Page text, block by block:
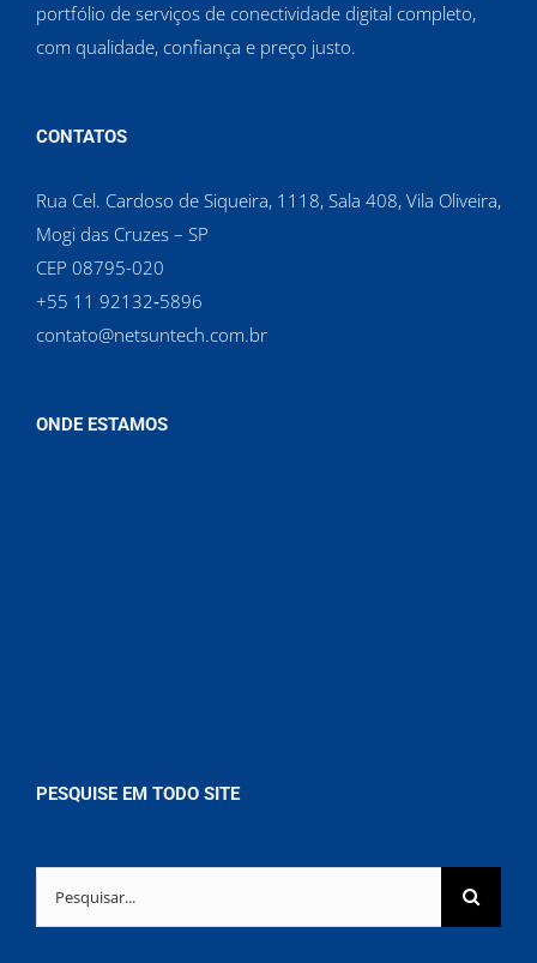
portfólio de serviços de conectividade digital completo,
com qualidade, confiança e preço justo.
CONTATOS
Rua Cel. Cardoso de Siqueira, 1118, Sala 408, Vila Oliveira,
Mogi das Cruzes – SP
CEP 08795-020
‪+55 11 92132‑5896‬
contato@netsuntech.com.br
ONDE ESTAMOS
PESQUISE EM TODO SITE